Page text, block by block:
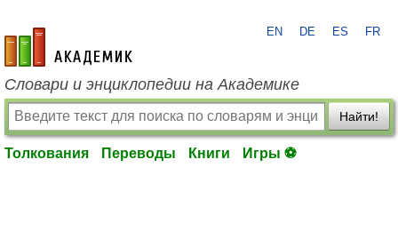
academic.ru
EN DE ES FR
Словари и энциклопедии на Академике
Найти!
Толкования Переводы Книги Игры ⚽